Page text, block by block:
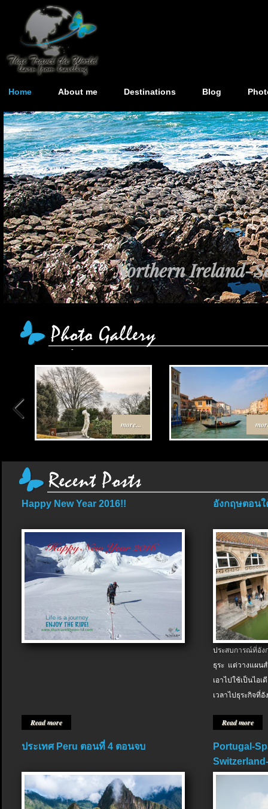
Home About me Destinations Blog
Northern Ireland-
เส้นทาง Egypt-
more...
Happy New Year 2016!!
Read more
อังกฤษตอนใ
ประสบการณ์ที่อัง
ธุระ แต่วางแผน
เอาไปใช้เป็นไอ
เวลาไปธุระกิจที่อั
Read more
ประเทศ Peru ตอนที่ 4 ตอนจบ
Portugal-